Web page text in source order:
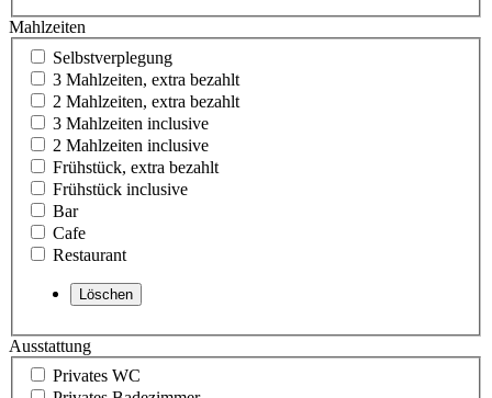
Mahlzeiten
Selbstverplegung
3 Mahlzeiten, extra bezahlt
2 Mahlzeiten, extra bezahlt
3 Mahlzeiten inclusive
2 Mahlzeiten inclusive
Frühstück, extra bezahlt
Frühstück inclusive
Bar
Cafe
Restaurant
Ausstattung
Privates WC